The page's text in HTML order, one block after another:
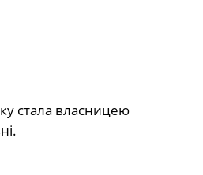
стала власницею